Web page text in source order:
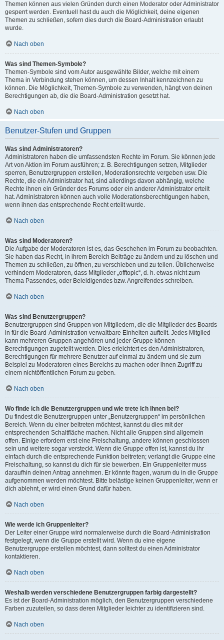
Themen können aus vielen Gründen durch einen Moderator oder Administrator
gesperrt werden. Eventuell hast du auch die Möglichkeit, deine eigenen
Themen zu schließen, sofern dies durch die Board-Administration erlaubt
wurde.
Nach oben
Was sind Themen-Symbole?
Themen-Symbole sind vom Autor ausgewählte Bilder, welche mit einem
Thema in Verbindung stehen können, um dessen Inhalt kennzeichnen zu
können. Die Möglichkeit, Themen-Symbole zu verwenden, hängt von deinen
Berechtigungen ab, die die Board-Administration gesetzt hat.
Nach oben
Benutzer-Stufen und Gruppen
Was sind Administratoren?
Administratoren haben die umfassendsten Rechte im Forum. Sie können jede
Art von Aktion im Forum ausführen; z. B. Berechtigungen setzen, Mitglieder
sperren, Benutzergruppen erstellen, Moderationsrechte vergeben usw. Die
Rechte, die ein Administrator hat, sind allerdings davon abhängig, welche
Rechte ihnen ein Gründer des Forums oder ein anderer Administrator erteilt
hat. Administratoren können auch volle Moderationsberechtigungen haben,
wenn ihnen das entsprechende Recht erteilt wurde.
Nach oben
Was sind Moderatoren?
Die Aufgabe der Moderatoren ist es, das Geschehen im Forum zu beobachten.
Sie haben das Recht, in ihrem Bereich Beiträge zu ändern und zu löschen und
Themen zu schließen, zu öffnen, zu verschieben und zu teilen. Üblicherweise
verhindern Moderatoren, dass Mitglieder „offtopic“, d. h. etwas nicht zum
Thema Passendes, oder Beleidigendes bzw. Angreifendes schreiben.
Nach oben
Was sind Benutzergruppen?
Benutzergruppen sind Gruppen von Mitgliedern, die die Mitglieder des Boards
in für die Board-Administration verwaltbare Einheiten aufteilt. Jedes Mitglied
kann mehreren Gruppen angehören und jeder Gruppe können
Berechtigungen zugeteilt werden. Dies erleichtert es den Administratoren,
Berechtigungen für mehrere Benutzer auf einmal zu ändern und sie zum
Beispiel zu Moderatoren eines Bereichs zu machen oder ihnen Zugriff zu
einem nichtöffentlichen Forum zu geben.
Nach oben
Wo finde ich die Benutzergruppen und wie trete ich ihnen bei?
Du findest die Benutzergruppen unter „Benutzergruppen“ im persönlichen
Bereich. Wenn du einer beitreten möchtest, kannst du dies mit der
entsprechenden Schaltfläche machen. Nicht alle Gruppen sind allgemein
offen. Einige erfordern erst eine Freischaltung, andere können geschlossen
sein und weitere sogar versteckt. Wenn die Gruppe offen ist, kannst du ihr
einfach durch die entsprechende Funktion beitreten; verlangt die Gruppe eine
Freischaltung, so kannst du dich für sie bewerben. Ein Gruppenleiter muss
daraufhin deinen Antrag annehmen. Er könnte fragen, warum du in die Gruppe
aufgenommen werden möchtest. Bitte belästige keinen Gruppenleiter, wenn er
dich ablehnt, er wird einen Grund dafür haben.
Nach oben
Wie werde ich Gruppenleiter?
Der Leiter einer Gruppe wird normalerweise durch die Board-Administration
festgelegt, wenn die Gruppe erstellt wird. Wenn du eine eigene
Benutzergruppe erstellen möchtest, dann solltest du einen Administrator
kontaktieren.
Nach oben
Weshalb werden verschiedene Benutzergruppen farbig dargestellt?
Es ist der Board-Administration möglich, den Benutzergruppen verschiedene
Farben zuzuteilen, so dass deren Mitglieder leichter zu identifizieren sind.
Nach oben